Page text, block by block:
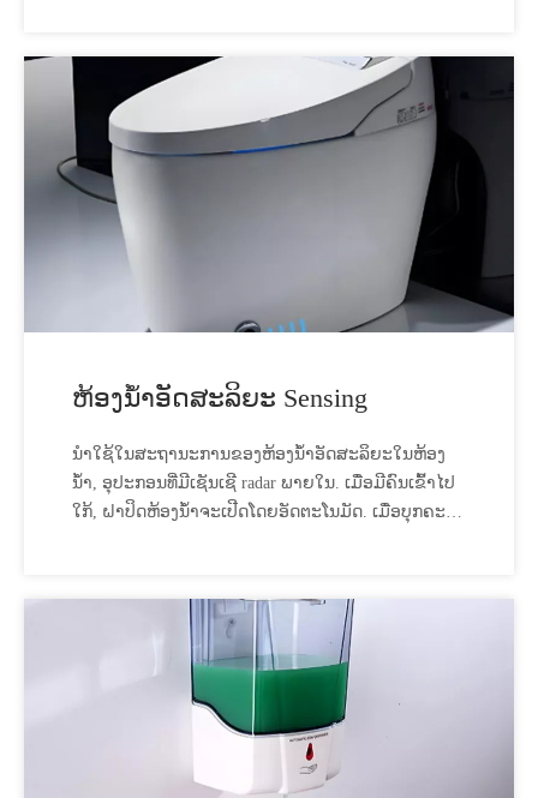
ຫ້ອງນໍ້າອັດສະລິຍະ Sensing
ນໍາໃຊ້ໃນສະຖານະການຂອງຫ້ອງນ້ໍາອັດສະລິຍະໃນຫ້ອງ
ນ້ໍາ, ອຸປະກອນທີ່ມີເຊັນເຊີ radar ພາຍໃນ. ເມື່ອມີຄົນເຂົ້າໄປ
ໃກ້, ຝາປິດຫ້ອງນ້ຳຈະເປີດໂດຍອັດຕະໂນມັດ. ເມື່ອບຸກຄະລາ